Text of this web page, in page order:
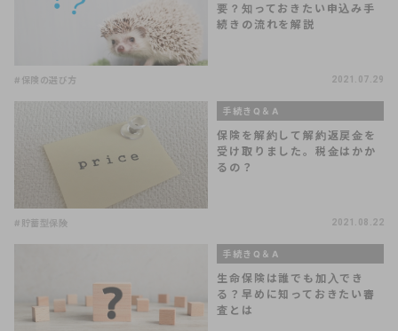
要？知っておきたい申込み手
続きの流れを解説
#保険の選び方 2021.07.29
手続きQ＆A
保険を解約して解約返戻金を
受け取りました。税金はかか
るの？
#貯蓄型保険 2021.08.22
手続きQ＆A
生命保険は誰でも加入でき
る？早めに知っておきたい審
査とは